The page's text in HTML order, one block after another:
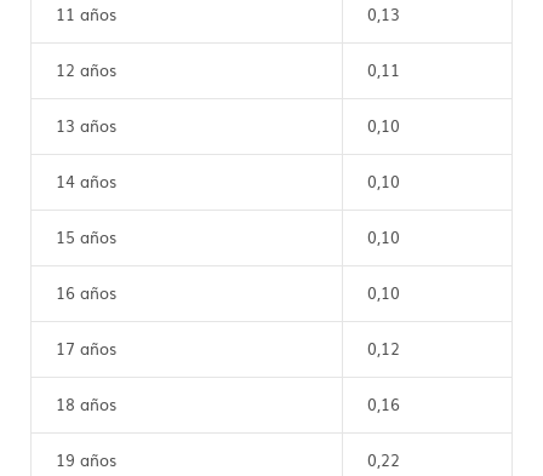
11 años 0,13
12 años 0,11
13 años 0,10
14 años 0,10
15 años 0,10
16 años 0,10
17 años 0,12
18 años 0,16
19 años 0,22